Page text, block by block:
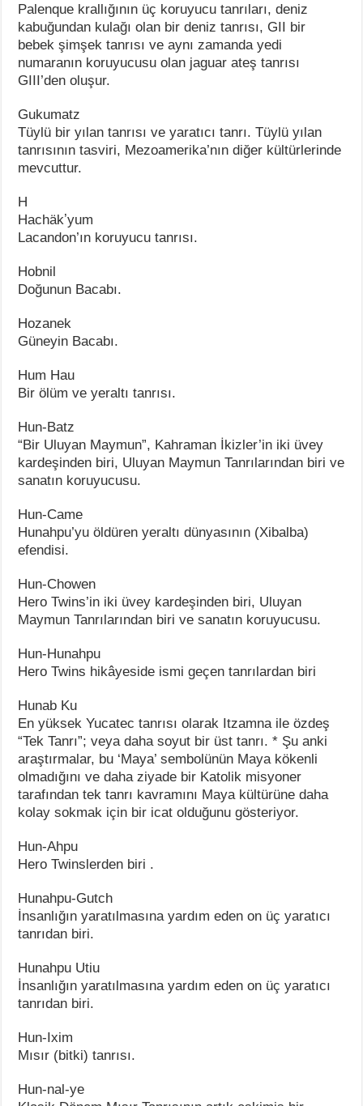
Palenque krallığının üç koruyucu tanrıları, deniz
kabuğundan kulağı olan bir deniz tanrısı, GII bir
bebek şimşek tanrısı ve aynı zamanda yedi
numaranın koruyucusu olan jaguar ateş tanrısı
GIII’den oluşur.
Gukumatz
Tüylü bir yılan tanrısı ve yaratıcı tanrı. Tüylü yılan
tanrısının tasviri, Mezoamerika’nın diğer kültürlerinde
mevcuttur.
H
Hachäkʼyum
Lacandon’ın koruyucu tanrısı.
Hobnil
Doğunun Bacabı.
Hozanek
Güneyin Bacabı.
Hum Hau
Bir ölüm ve yeraltı tanrısı.
Hun-Batz
“Bir Uluyan Maymun”, Kahraman İkizler’in iki üvey
kardeşinden biri, Uluyan Maymun Tanrılarından biri ve
sanatın koruyucusu.
Hun-Came
Hunahpu’yu öldüren yeraltı dünyasının (Xibalba)
efendisi.
Hun-Chowen
Hero Twins’in iki üvey kardeşinden biri, Uluyan
Maymun Tanrılarından biri ve sanatın koruyucusu.
Hun-Hunahpu
Hero Twins hikâyeside ismi geçen tanrılardan biri
Hunab Ku
En yüksek Yucatec tanrısı olarak Itzamna ile özdeş
“Tek Tanrı”; veya daha soyut bir üst tanrı. * Şu anki
araştırmalar, bu ‘Maya’ sembolünün Maya kökenli
olmadığını ve daha ziyade bir Katolik misyoner
tarafından tek tanrı kavramını Maya kültürüne daha
kolay sokmak için bir icat olduğunu gösteriyor.
Hun-Ahpu
Hero Twinslerden biri .
Hunahpu-Gutch
İnsanlığın yaratılmasına yardım eden on üç yaratıcı
tanrıdan biri.
Hunahpu Utiu
İnsanlığın yaratılmasına yardım eden on üç yaratıcı
tanrıdan biri.
Hun-Ixim
Mısır (bitki) tanrısı.
Hun-nal-ye